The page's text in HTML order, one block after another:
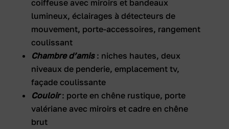
coiffeuse avec miroirs et bandeaux
lumineux, éclairages à détecteurs de
mouvement, porte-accessoires, rangement
coulissant
Chambre d’amis: niches hautes, deux
niveaux de penderie, emplacement tv,
façade coulissante
Couloir: porte en chêne rustique, porte
valériane avec miroirs et cadre en chêne
brut